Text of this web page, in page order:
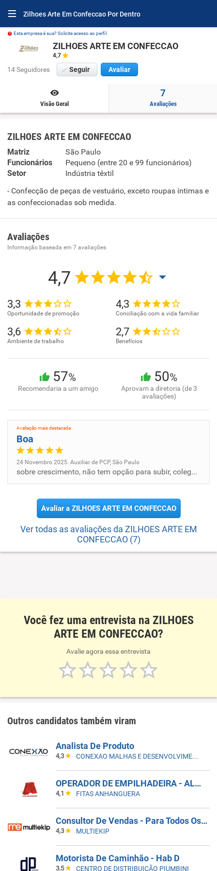
Zilhoes Arte Em Confeccao Por Dentro
Esta empresa é sua? Solicite acesso ao perfil.
ZILHOES ARTE EM CONFECCAO
4,7
14 Seguidores Seguir Avaliar
Visão Geral
7
Avaliações
ZILHOES ARTE EM CONFECCAO
Matriz
São Paulo
Funcionários
Pequeno (entre 20 e 99 funcionários)
Setor
Indústria têxtil
- Confecção de peças de vestuário, exceto roupas íntimas e
as confeccionadas sob medida.
Avaliações
Informação baseada em 7 avaliações
4,7
3,3
Oportunidade de promoção
4,3
Conciliação com a vida familiar
3,6
Ambiente de trabalho
2,7
Benefícios
57%
Recomendaria a um amigo
50%
Aprovam a diretoria (de 3
avaliações)
Avaliação mais destacada
Boa
24 Novembro 2025. Auxiliar de PCP, São Paulo
sobre crescimento, não tem opção para subir, colegas de trabalho, são complicados... mas comigo são bem tranquilos!!
Avaliar a ZILHOES ARTE EM CONFECCAO
Ver todas as avaliações da ZILHOES ARTE EM
CONFECCAO (7)
Você fez uma entrevista na ZILHOES
ARTE EM CONFECCAO?
Avalie agora essa entrevista
Outros candidatos também viram
Analista De Produto
4,3 CONEXAO MALHAS E DESENVOLVIMENTO
OPERADOR DE EMPILHADEIRA - ALMOXERIFADO ( COM EXPERIÊNCIA EM EMPILHADEIRA )
4,1 FITAS ANHANGUERA
Consultor De Vendas - Para Todos Os Estados Do Brasil
4,3 MULTIEKIP
Motorista De Caminhão - Hab D
3,5 CENTRO DE DISTRIBUIÇÃO PIUMBINI